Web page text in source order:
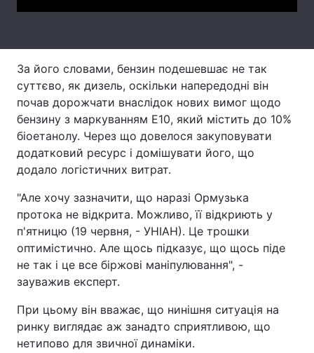
Тема оформлення
За його словами, бензин подешевшає не так
суттєво, як дизель, оскільки напередодні він
почав дорожчати внаслідок нових вимог щодо
бензину з маркуванням Е10, який містить до 10%
біоетанолу. Через що довелося закуповувати
додатковий ресурс і домішувати його, що
додало логістичних витрат.
"Але хочу зазначити, що наразі Ормузька
протока не відкрита. Можливо, її відкриють у
п'ятницю (19 червня, - УНІАН). Це трошки
оптимістично. Але щось підказує, що щось піде
не так і це все біржові маніпулювання", -
зауважив експерт.
При цьому він вважає, що нинішня ситуація на
ринку виглядає аж занадто сприятливою, що
нетипово для звичної динаміки.